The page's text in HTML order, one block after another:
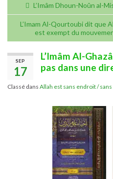
L’Imâm Dhoun-Noûn al-
L’Imam Al-Qourtoubi dit que
est exempt du
SEP
17
L’Imâm Al-
pas dans une
Classé dans Allah est sans endroit /